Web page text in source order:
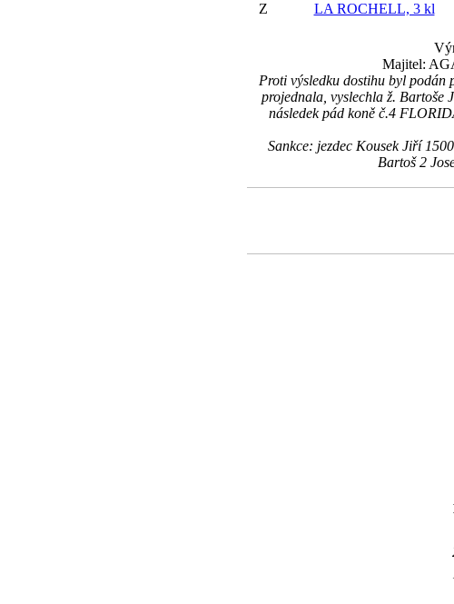
Z
LA ROCHELL, 3 kl
Majitel:
Proti výsledku dostihu byl
projednala, vyslechla ž. Bartoše
následek pád koně č.4
Sankce: jezdec Kousek Jiří
Bartoš 2